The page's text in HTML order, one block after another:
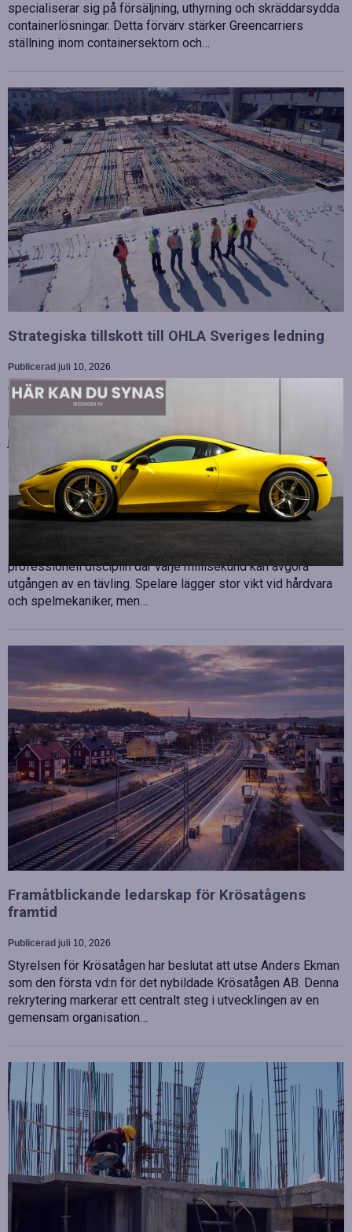
specialiserar sig på försäljning, uthyrning och skräddarsydda
containerlösningar. Detta förvärv stärker Greencarriers
ställning inom containersektorn och…
Strategiska tillskott till OHLA Sveriges ledning
Publicerad juli 10, 2026
OHLA Sverige stärker sin ledningsgrupp genom att anställa
Malin Bergman som HR-chef och María Vazquez som
juni 2026 och kommer att…
Betydelsen av snabb internetanslutning för e-
sport
E-sport har utvecklats från att vara en hobby till en
professionell disciplin där varje millisekund kan avgöra
utgången av en tävling. Spelare lägger stor vikt vid hårdvara
och spelmekaniker, men…
Framåtblickande ledarskap för Krösatågens
framtid
Publicerad juli 10, 2026
Styrelsen för Krösatågen har beslutat att utse Anders Ekman
som den första vd:n för det nybildade Krösatågen AB. Denna
rekrytering markerar ett centralt steg i utvecklingen av en
gemensam organisation…